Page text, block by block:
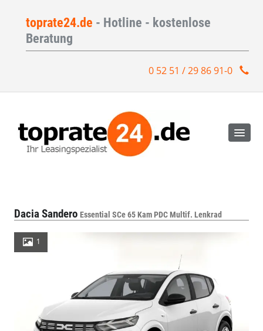
toprate24.de - Hotline - kostenlose
Beratung
0 52 51 / 29 86 91-0
Dacia Sandero Essential SCe 65 Kam PDC Multif. Lenkrad
1